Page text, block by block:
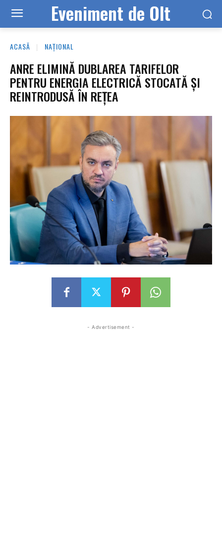
Eveniment de Olt
ACASĂ NAȚIONAL
ANRE ELIMINĂ DUBLAREA TARIFELOR
PENTRU ENERGIA ELECTRICĂ STOCATĂ ȘI
REINTRODUSĂ ÎN REȚEA
- Advertisement -